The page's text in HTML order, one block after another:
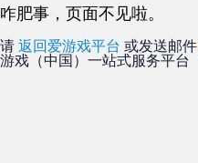
咋肥事，页面不见啦。
请返回爱游戏平台 或发送邮件
游戏（中国）一站式服务平台